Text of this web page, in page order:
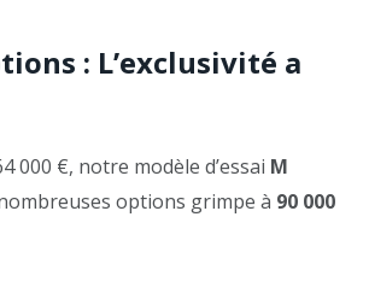
: L’exclusivité a
000 €, notre modèle d’essai M
options grimpe à 90 000